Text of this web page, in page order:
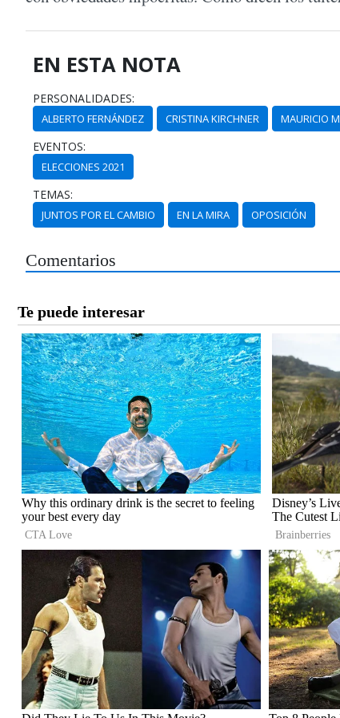
EN ESTA NOTA
PERSONALIDADES:
ALBERTO FERNÁNDEZ CRISTINA KIRCHNER MAURICIO
EVENTOS:
ELECCIONES 2021
TEMAS:
JUNTOS POR EL CAMBIO EN LA MIRA OPOSICIÓN
Comentarios